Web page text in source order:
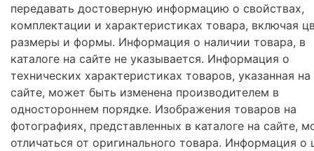
передавать достоверную информацию о свойствах,
комплектации и характеристиках товара, включая
размеры и формы. Информация о наличии товара, в
каталоге на сайте не указывается. Информация о
технических характеристиках товаров, указанная на
сайте, может быть изменена производителем в
одностороннем порядке. Изображения товаров на
фотографиях, представленных в каталоге на сайте,
отличаться от оригинального товара. Информация о